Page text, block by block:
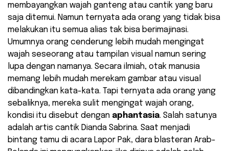
membayangkan wajah ganteng atau cantik yang baru
saja ditemui. Namun ternyata ada orang yang tidak bisa
melakukan itu semua alias tak bisa berimajinasi.
Umumnya orang cenderung lebih mudah mengingat
wajah seseorang atau tampilan visual namun sering
lupa dengan namanya. Secara ilmiah, otak manusia
memang lebih mudah merekam gambar atau visual
dibandingkan kata-kata. Tapi ternyata ada orang yang
sebaliknya, mereka sulit mengingat wajah orang,
kondisi itu disebut dengan aphantasia. Salah satunya
adalah artis cantik Dianda Sabrina. Saat menjadi
bintang tamu di acara Lapor Pak, dara blasteran Arab-